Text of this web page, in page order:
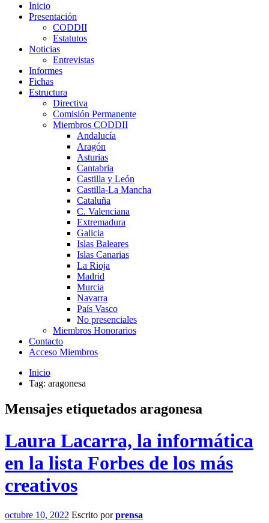
Inicio
Presentación
CODDII
Estatutos
Noticias
Entrevistas
Informes
Fichas
Estructura
Directiva
Comisión Permanente
Miembros CODDII
Andalucía
Aragón
Asturias
Cantabria
Castilla y León
Castilla-La Mancha
Cataluña
C. Valenciana
Extremadura
Galicia
Islas Baleares
Islas Canarias
La Rioja
Madrid
Murcia
Navarra
País Vasco
No presenciales
Miembros Honorarios
Contacto
Acceso Miembros
Inicio
Tag: aragonesa
Mensajes etiquetados aragonesa
Laura Lacarra, la informática
en la lista Forbes de los más
creativos
octubre 10, 2022 Escrito porprensa